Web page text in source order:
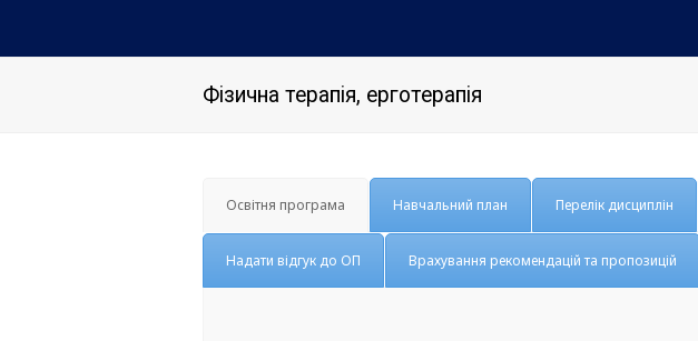
Фізична терапія, ерготерапія
Освітня програма Навчальний план Перелік дисциплін
Надати відгук до ОП Врахування рекомендацій та пропозицій